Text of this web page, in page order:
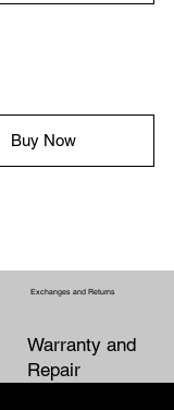
Buy Now
Warranty and
Repair
Exchanges and Returns